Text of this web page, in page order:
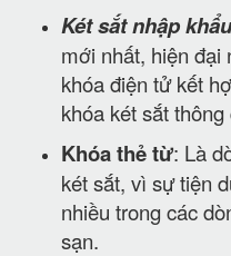
Két sắt nhập
mới nhất, hiện đại
khóa điện tử kết
khóa két sắt
Khóa thẻ từ: Là
két sắt, vì sự tiện
nhiều trong các
sạn.